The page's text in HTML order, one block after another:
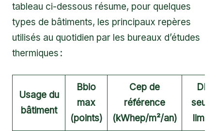
tableau ci-dessous résume, pour quelques
types de bâtiments, les principaux repères
utilisés au quotidien par les bureaux d’études
thermiques :
Usage du
bâtiment
Bbio
max
(points)
Cep de
référence
(kWhep/m²/an)
DH
seuil /
limite